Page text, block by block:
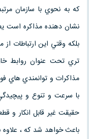
كه به نحوي با سازمان
نشان دهنده مذاكره است
بلكه وقتي اين ارتباطات
تري تحت عنوان روابط
مذاكرات و توانمندي هاي
با سرعت و تنوع و
حقيقت غير قابل انكار و
باعث خواهد شد كه ، علاوه